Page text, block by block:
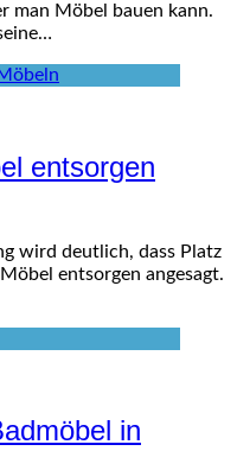
man Möbel bauen kann.
entsorgen
wird deutlich, dass Platz
entsorgen angesagt.
in